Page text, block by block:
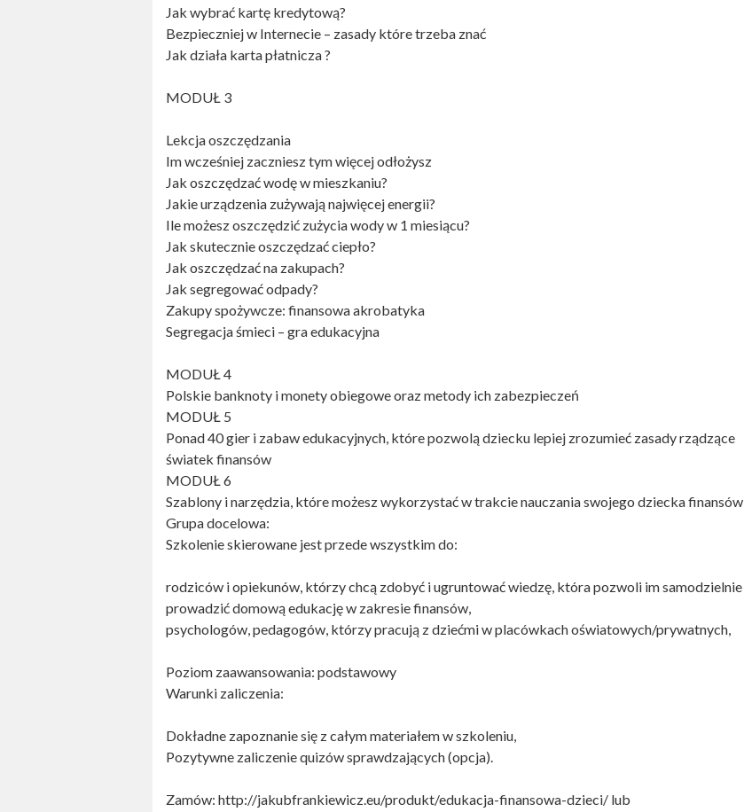
Jak wybrać kartę kredytową?
Bezpieczniej w Internecie – zasady które trzeba znać
Jak działa karta płatnicza ?
MODUŁ 3
Lekcja oszczędzania
Im wcześniej zaczniesz tym więcej odłożysz
Jak oszczędzać wodę w mieszkaniu?
Jakie urządzenia zużywają najwięcej energii?
Ile możesz oszczędzić zużycia wody w 1 miesiącu?
Jak skutecznie oszczędzać ciepło?
Jak oszczędzać na zakupach?
Jak segregować odpady?
Zakupy spożywcze: finansowa akrobatyka
Segregacja śmieci – gra edukacyjna
MODUŁ 4
Polskie banknoty i monety obiegowe oraz metody ich zabezpieczeń
MODUŁ 5
Ponad 40 gier i zabaw edukacyjnych, które pozwolą dziecku lepiej zrozumieć zasady rządzące
światek finansów
MODUŁ 6
Szablony i narzędzia, które możesz wykorzystać w trakcie nauczania swojego dziecka finansów
Grupa docelowa:
Szkolenie skierowane jest przede wszystkim do:
rodziców i opiekunów, którzy chcą zdobyć i ugruntować wiedzę, która pozwoli im samodzielnie
prowadzić domową edukację w zakresie finansów,
psychologów, pedagogów, którzy pracują z dziećmi w placówkach oświatowych/prywatnych,
Poziom zaawansowania: podstawowy
Warunki zaliczenia:
Dokładne zapoznanie się z całym materiałem w szkoleniu,
Pozytywne zaliczenie quizów sprawdzających (opcja).
Zamów: http://jakubfrankiewicz.eu/produkt/edukacja-finansowa-dzieci/ lub